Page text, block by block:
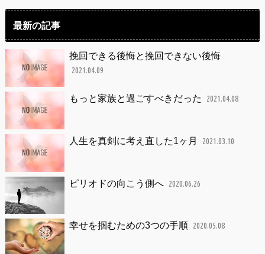
最新の記事
挽回できる後悔と挽回できない後悔
2021.04.09
もっと家族と過ごすべきだった 2021.04.08
人生を真剣に考え直した1ヶ月 2021.03.10
ピリオドの向こう側へ 2020.06.26
幸せを掴むための3つの手順 2020.05.08